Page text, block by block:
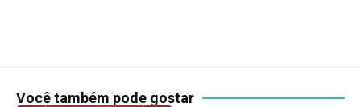
Você também pode gostar